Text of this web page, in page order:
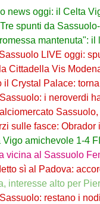
oggi: il Celta Vigo passa
da Sassuolo-Celta Vigo.
mantenuta": il libro sul
LIVE oggi: spuntano
Vis Modena: l’ex
Palace: torna in
i neroverdi hanno
Sassuolo, ceduto
fasce: Obrador in pole a
amichevole 1-4 FINALE:
Sassuolo Femminile:
Padova: accordo con
alto per Pierini: i blucerchiati
restano i nodi in difesa e a